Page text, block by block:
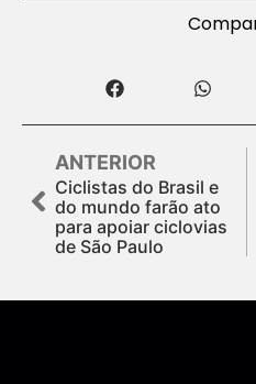
ANTERIOR
Ciclistas do Brasil e
do mundo farão ato
para apoiar ciclovias
de São Paulo